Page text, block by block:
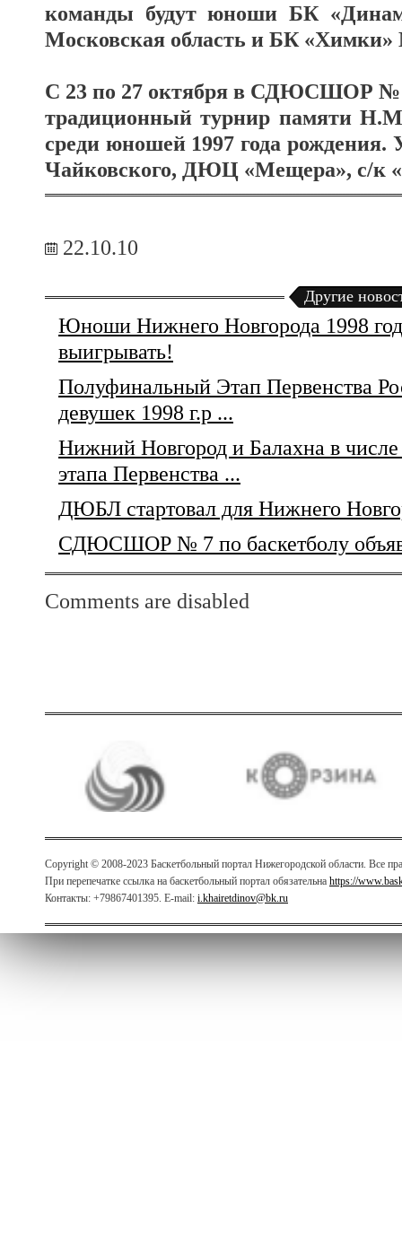
команды будут юноши БК
Московская область и БК «Химки»
С 23 по 27 октября в СДЮСШОР № 7
традиционный турнир памяти
среди юношей 1997 года
Чайковского, ДЮЦ «Мещера», с/
22.10.10
Другие
Юноши Нижнего Новгорода 1998
выигрывать!
Полуфинальный Этап Первенства
девушек 1998 г.р ...
Нижний Новгород и Балахна в
этапа Первенства ...
ДЮБЛ стартовал для Нижнего
СДЮСШОР № 7 по баскетболу
Comments are disabled
Copyright © 2008-2023 Баскетбольный портал Нижегородской области. Все
При перепечатке ссылка на баскетбольный портал обязательна https://
Контакты: +79867401395. E-mail: i.khairetdinov@bk.ru